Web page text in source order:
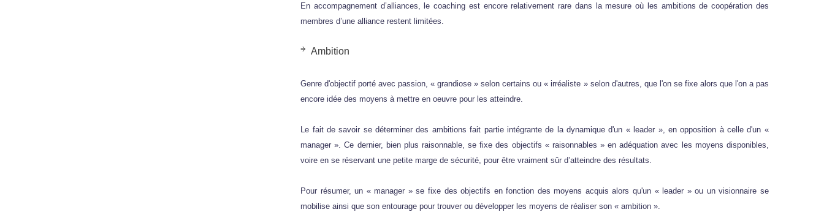
En accompagnement d’alliances, le coaching est encore relativement rare dans la mesure où les ambitions de coopération des
membres d’une alliance restent limitées.
Ambition
Genre d'objectif porté avec passion, « grandiose » selon certains ou « irréaliste » selon d'autres, que l'on se fixe alors que l'on a pas
encore idée des moyens à mettre en oeuvre pour les atteindre.
Le fait de savoir se déterminer des ambitions fait partie intégrante de la dynamique d'un « leader », en opposition à celle d'un «
manager ». Ce dernier, bien plus raisonnable, se fixe des objectifs « raisonnables » en adéquation avec les moyens disponibles,
voire en se réservant une petite marge de sécurité, pour être vraiment sûr d’atteindre des résultats.
Pour résumer, un « manager » se fixe des objectifs en fonction des moyens acquis alors qu'un « leader » ou un visionnaire se
mobilise ainsi que son entourage pour trouver ou développer les moyens de réaliser son « ambition ».